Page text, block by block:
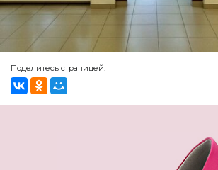
Поделитесь страницей: